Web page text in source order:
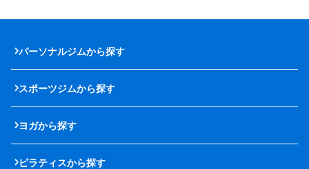
パーソナルジムから探す
スポーツジムから探す
ヨガから探す
ピラティスから探す